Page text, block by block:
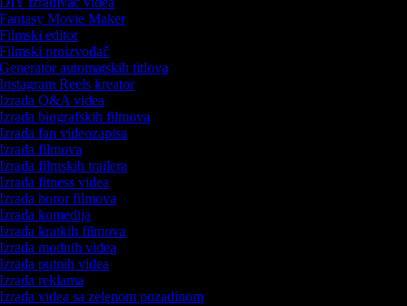
Movie Maker
editor
proizvođač
automatskih titlova
Reels kreator
Q&A videa
biografskih filmova
fan videozapisa
filmova
filmskih trailera
fitness videa
horor filmova
komedija
kratkih filmova
modnih videa
putnih videa
reklama
videa sa zelenom pozadinom